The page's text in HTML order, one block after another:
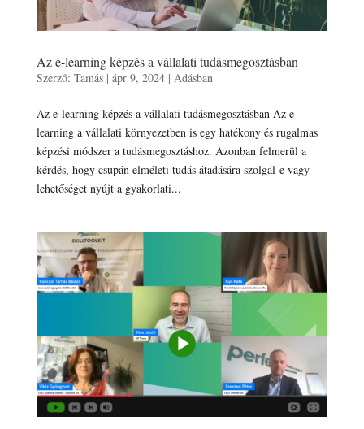
Az e-learning képzés a vállalati tudásmegosztásban
Szerző: Tamás| ápr 9, 2024| Adásban
Az e-learning képzés a vállalati tudásmegosztásban Az e-
learning a vállalati környezetben is egy hatékony és rugalmas
képzési módszer a tudásmegosztáshoz. Azonban felmerül a
kérdés, hogy csupán elméleti tudás átadására szolgál-e vagy
lehetőséget nyújt a gyakorlati...